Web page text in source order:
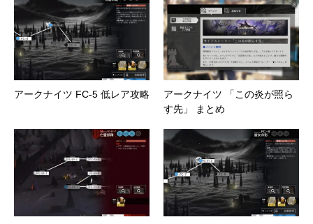
アークナイツ FC-5 低レア攻略
アークナイツ 「この炎が照ら
す先」 まとめ